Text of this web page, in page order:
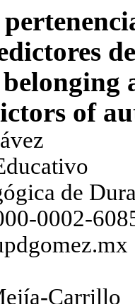
of
de
0002-
Carrillo